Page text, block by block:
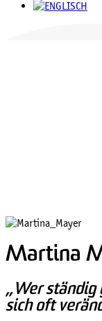
Martina
„Wer ständig
sich oft